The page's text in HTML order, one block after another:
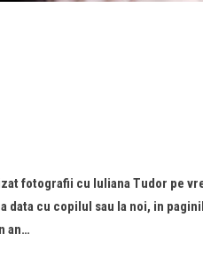
fotografii cu Iuliana Tudor pe
data cu copilul sau la noi, in
an…